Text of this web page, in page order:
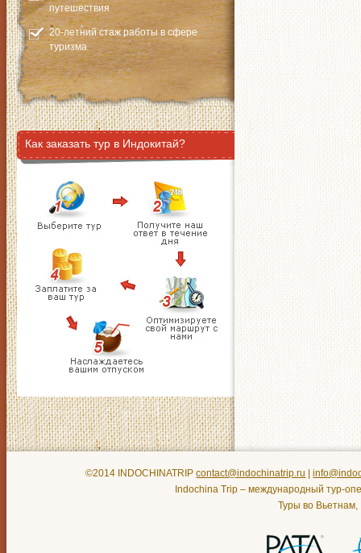
путешествия
20-летний стаж работы в сфере
туризма
Как заказать тур в Индокитай?
©2014 INDOCHINATRIPcontact@indochinatrip.ru |
Indochina Trip – международный тур-
Туры во